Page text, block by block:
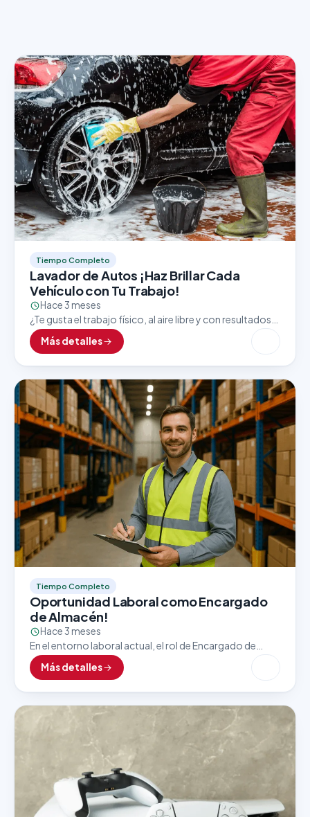
Tiempo Completo
Lavador de Autos ¡Haz Brillar Cada
Vehículo con Tu Trabajo!
Hace 3 meses
¿Te gusta el trabajo físico, al aire libre y con resultados
inmediatos? Esta vacante como Lavador de Autos es
ideal para personas detallistas, responsables…
Más detalles
Tiempo Completo
Oportunidad Laboral como Encargado
de Almacén!
Hace 3 meses
En el entorno laboral actual, el rol de Encargado de
Almacén es clave para asegurar un flujo eficiente y
constante de mercancías, insumos y…
Más detalles